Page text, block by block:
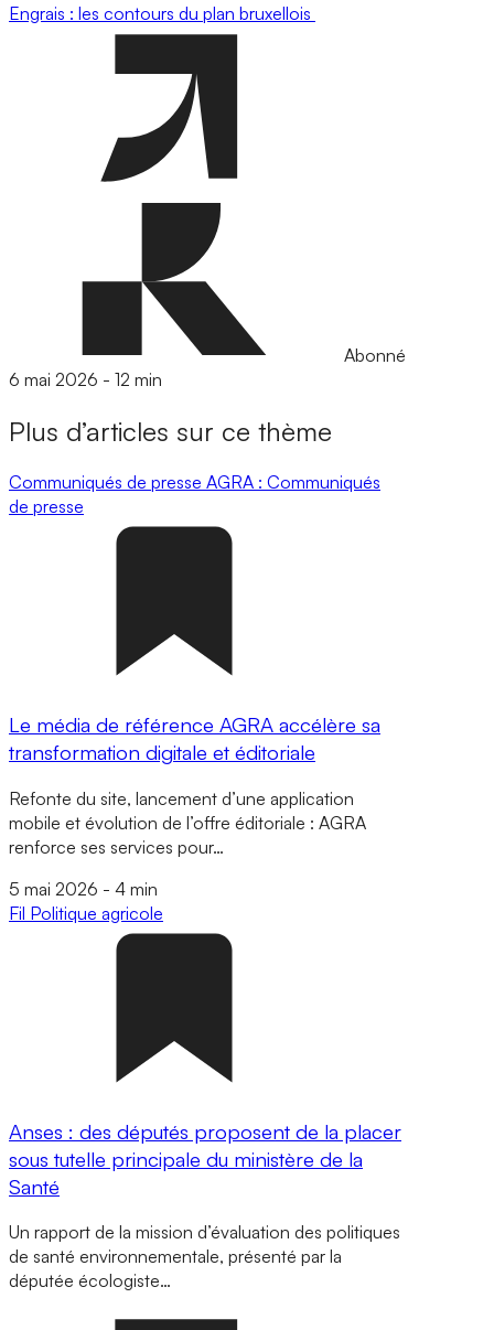
Engrais : les contours du plan bruxellois
Abonné
6 mai 2026 - 12 min
Plus d’articles sur ce thème
Communiqués de presse AGRA : Communiqués
de presse
Le média de référence AGRA accélère sa
transformation digitale et éditoriale
Refonte du site, lancement d’une application
mobile et évolution de l’offre éditoriale : AGRA
renforce ses services pour…
5 mai 2026 - 4 min
Fil Politique agricole
Anses : des députés proposent de la placer
sous tutelle principale du ministère de la
Santé
Un rapport de la mission d’évaluation des politiques
de santé environnementale, présenté par la
députée écologiste…